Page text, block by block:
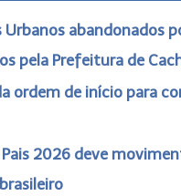
Urbanos abandonados
pela Prefeitura de
ordem de início para
Pais 2026 deve